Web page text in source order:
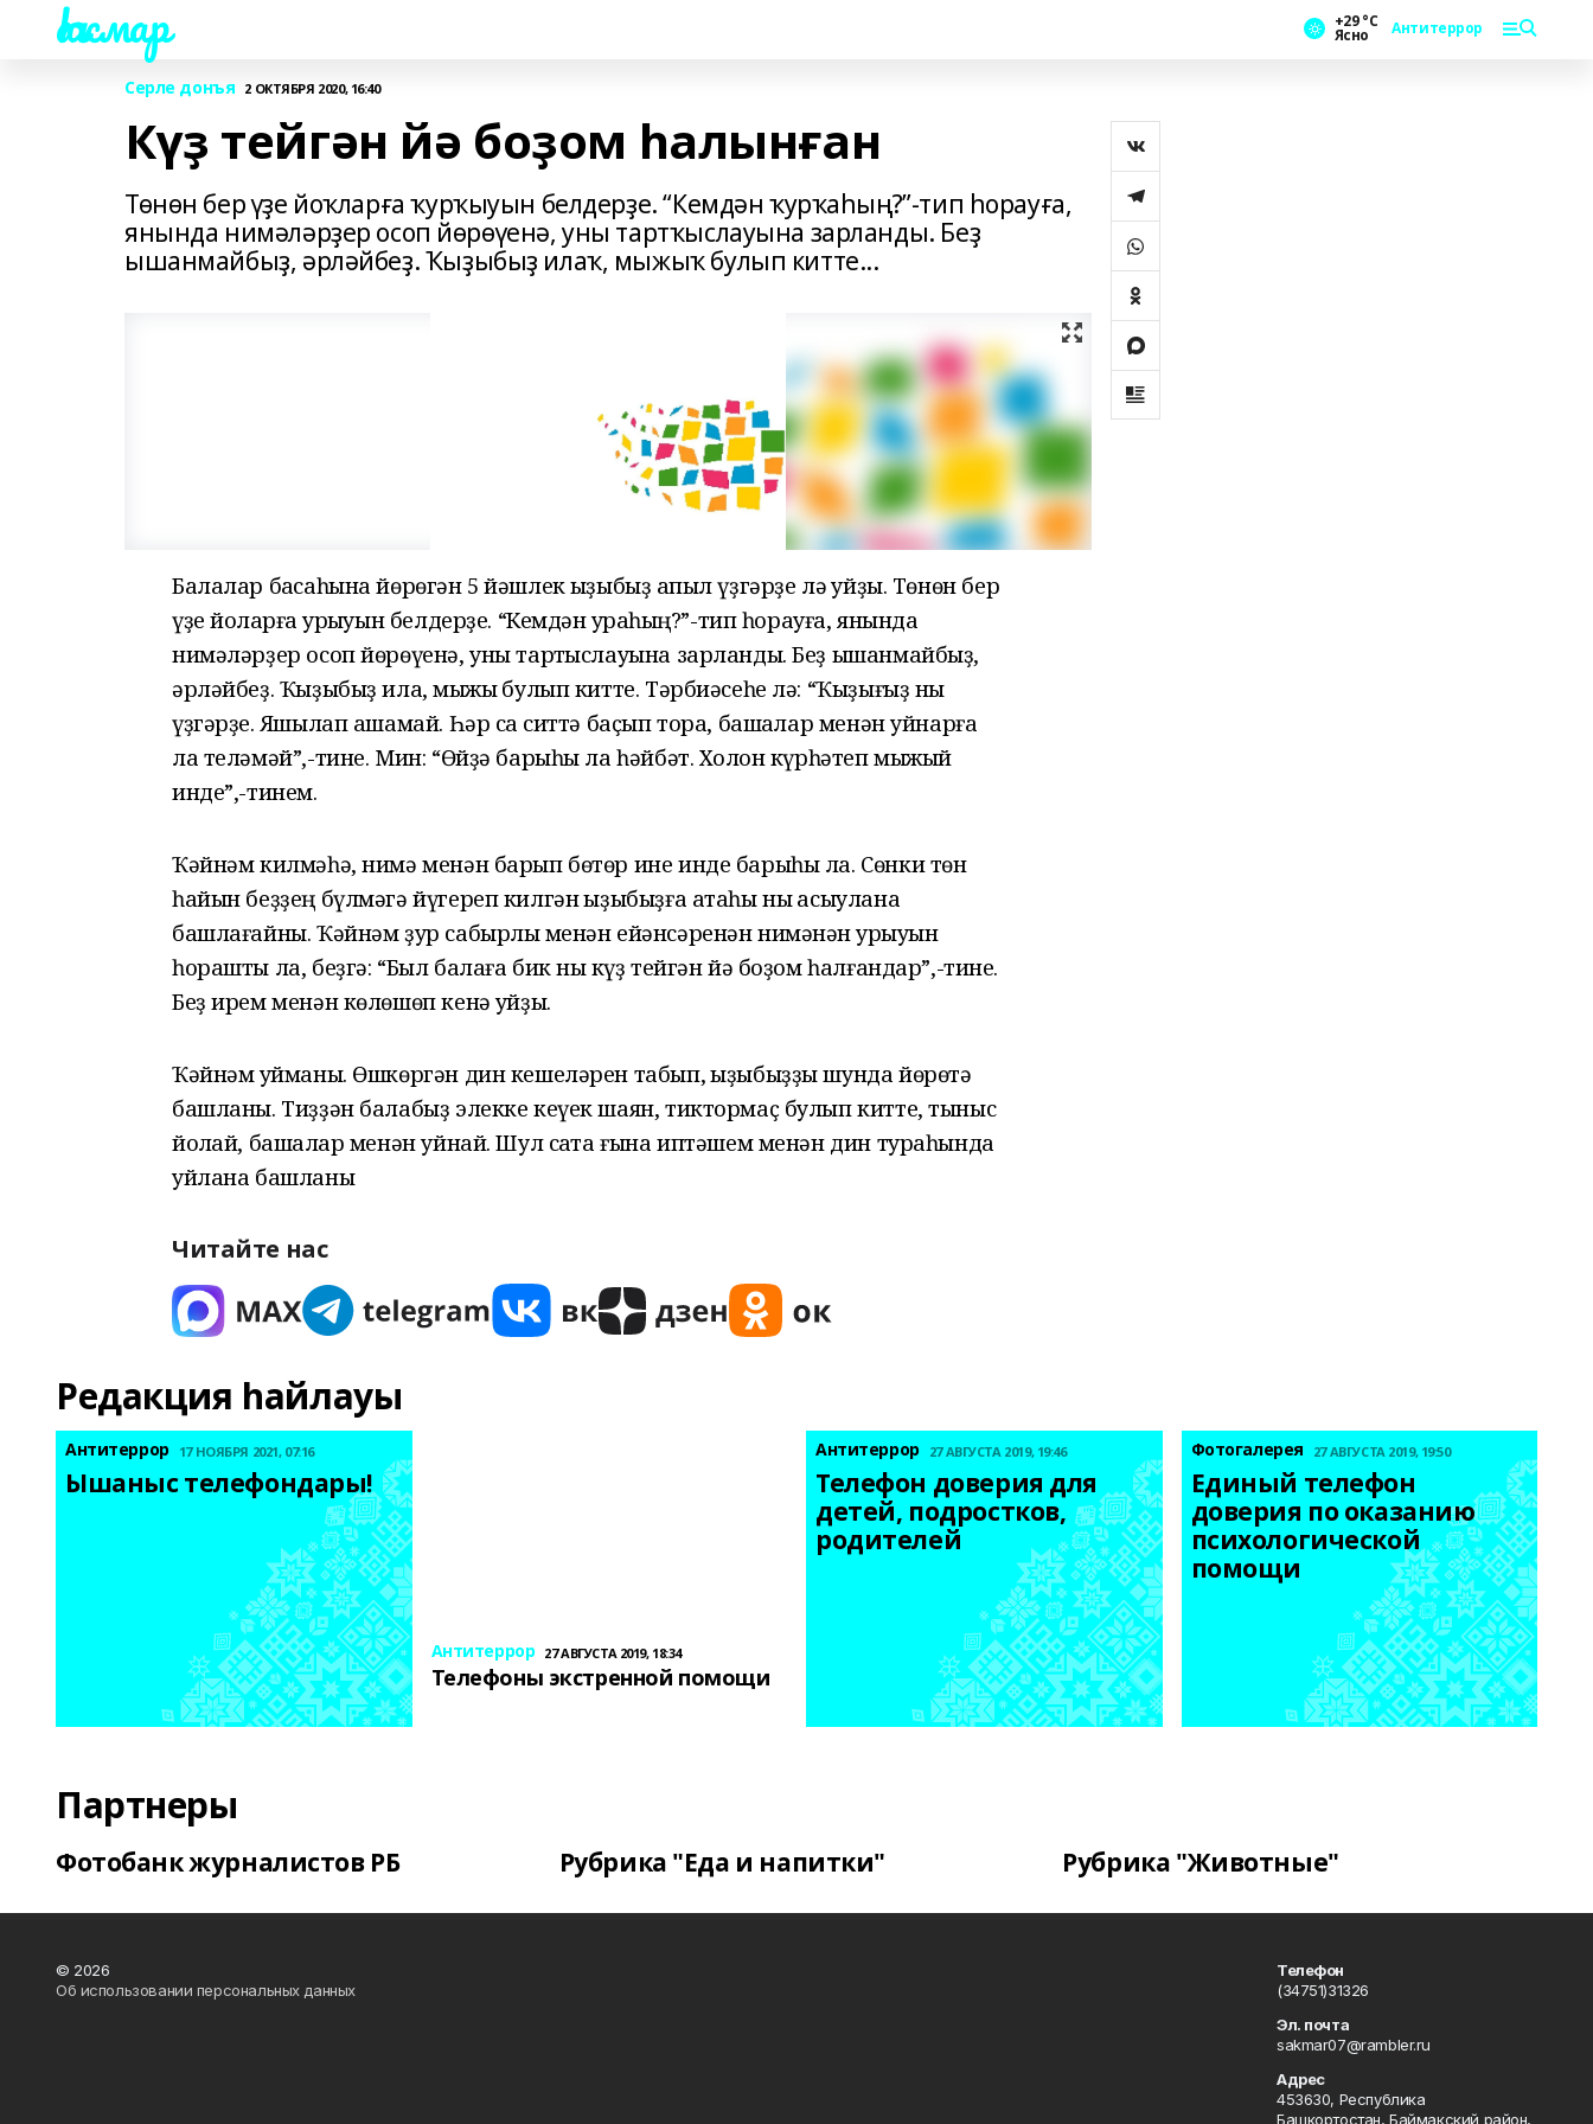
Һаҡмар +29 °С
Ясно Антитеррор
Серле донъя 2 ОКТЯБРЯ 2020, 16:40
Күҙ тейгән йә боҙом һалынған
Төнөн бер үҙе йоҡларға ҡурҡыуын белдерҙе. “Кемдән ҡурҡаһың?”-тип һорауға,
янында нимәләрҙер осоп йөрөүенә, уны тартҡыслауына зарланды. Беҙ
ышанмайбыҙ, әрләйбеҙ. Ҡыҙыбыҙ илаҡ, мыжыҡ булып китте...
Балалар баҡсаһына йөрөгән 5 йәшлек ҡыҙыбыҙ ҡапыл үҙгәрҙе лә ҡуйҙы. Төнөн бер
үҙе йоҡларға ҡурҡыуын белдерҙе. “Кемдән ҡурҡаһың?”-тип һорауға, янында
нимәләрҙер осоп йөрөүенә, уны тартҡыслауына зарланды. Беҙ ышанмайбыҙ,
әрләйбеҙ. Ҡыҙыбыҙ илаҡ, мыжыҡ булып китте. Тәрбиәсеһе лә: “Ҡыҙығыҙ ныҡ
үҙгәрҙе. Яҡшылап ашамай. Һәр саҡ ситтә баҫып тора, башҡалар менән уйнарға
ла теләмәй”,-тине. Мин: “Өйҙә барыһы ла һәйбәт. Холҡон күрһәтеп мыжый
инде”,-тинем.
Ҡәйнәм килмәһә, нимә менән барып бөтөр ине инде барыһы ла. Сөнки төн
һайын беҙҙең бүлмәгә йүгереп килгән ҡыҙыбыҙға атаһы ныҡ асыулана
башлағайны. Ҡәйнәм ҙур сабырлыҡ менән ейәнсәренән нимәнән ҡурҡыуын
һорашты ла, беҙгә: “Был балаға бик ныҡ күҙ тейгән йә боҙом һалғандар”,-тине.
Беҙ ирем менән көлөшөп кенә ҡуйҙыҡ.
Ҡәйнәм ҡуйманы. Өшкөргән дин кешеләрен табып, ҡыҙыбыҙҙы шунда йөрөтә
башланы. Тиҙҙән балабыҙ элекке кеүек шаян, тиктормаҫ булып китте, тыныс
йоҡлай, башҡалар менән уйнай. Шул саҡта ғына иптәшем менән дин тураһында
уйлана башланыҡ
Читайте нас
Редакция һайлауы
Антитеррор 17 НОЯБРЯ 2021, 07:16
Ышаныс телефондары!
Антитеррор 27 АВГУСТА 2019, 18:34
Телефоны экстренной помощи
Антитеррор 27 АВГУСТА 2019, 19:46
Телефон доверия для
детей, подростков,
родителей
Фотогалерея 27 АВГУСТА 2019, 19:50
Единый телефон
доверия по оказанию
психологической
помощи
Партнеры
Фотобанк журналистов РБ Рубрика "Еда и напитки" Рубрика "Животные"
© 2026
Об использовании персональных данных
Телефон
(34751)31326
Эл. почта
sakmar07@rambler.ru
Адрес
453630, Республика
Башкортостан, Баймакский район,